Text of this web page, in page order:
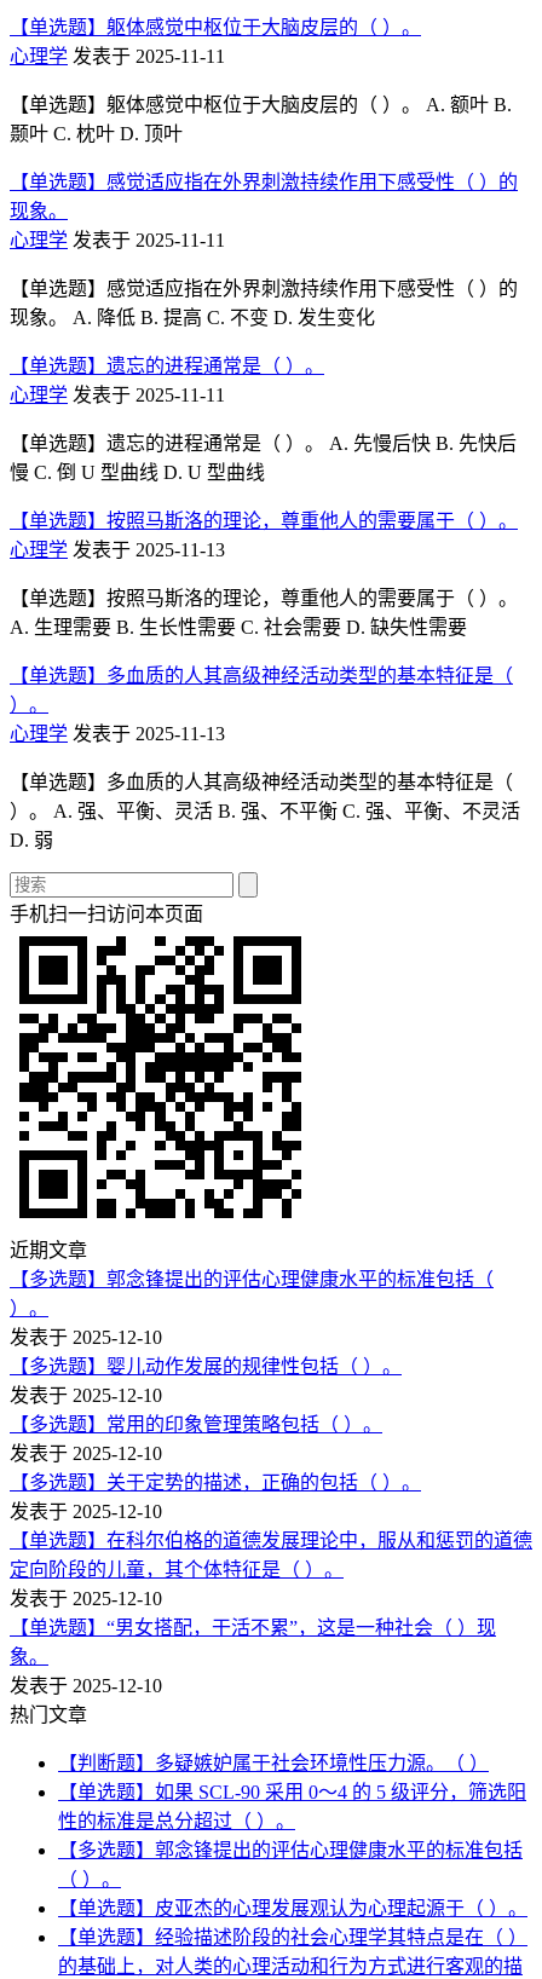
【单选题】躯体感觉中枢位于大脑皮层的（ ）。
心理学 发表于 2025-11-11
【单选题】躯体感觉中枢位于大脑皮层的（ ）。 A. 额叶 B.
颞叶 C. 枕叶 D. 顶叶
【单选题】感觉适应指在外界刺激持续作用下感受性（ ）的
现象。
心理学 发表于 2025-11-11
【单选题】感觉适应指在外界刺激持续作用下感受性（ ）的
现象。 A. 降低 B. 提高 C. 不变 D. 发生变化
【单选题】遗忘的进程通常是（ ）。
心理学 发表于 2025-11-11
【单选题】遗忘的进程通常是（ ）。 A. 先慢后快 B. 先快后
慢 C. 倒 U 型曲线 D. U 型曲线
【单选题】按照马斯洛的理论，尊重他人的需要属于（ ）。
心理学 发表于 2025-11-13
【单选题】按照马斯洛的理论，尊重他人的需要属于（ ）。
A. 生理需要 B. 生长性需要 C. 社会需要 D. 缺失性需要
【单选题】多血质的人其高级神经活动类型的基本特征是（
）。
心理学 发表于 2025-11-13
【单选题】多血质的人其高级神经活动类型的基本特征是（
）。 A. 强、平衡、灵活 B. 强、不平衡 C. 强、平衡、不灵活
D. 弱
手机扫一扫访问本页面
近期文章
【多选题】郭念锋提出的评估心理健康水平的标准包括（
）。
发表于 2025-12-10
【多选题】婴儿动作发展的规律性包括（ ）。
发表于 2025-12-10
【多选题】常用的印象管理策略包括（ ）。
发表于 2025-12-10
【多选题】关于定势的描述，正确的包括（ ）。
发表于 2025-12-10
【单选题】在科尔伯格的道德发展理论中，服从和惩罚的道德
定向阶段的儿童，其个体特征是（ ）。
发表于 2025-12-10
【单选题】“男女搭配，干活不累”，这是一种社会（ ）现
象。
发表于 2025-12-10
热门文章
【判断题】多疑嫉妒属于社会环境性压力源。（ ）
【单选题】如果 SCL-90 采用 0～4 的 5 级评分，筛选阳
性的标准是总分超过（ ）。
【多选题】郭念锋提出的评估心理健康水平的标准包括
（ ）。
【单选题】皮亚杰的心理发展观认为心理起源于（ ）。
【单选题】经验描述阶段的社会心理学其特点是在（ ）
的基础上，对人类的心理活动和行为方式进行客观的描